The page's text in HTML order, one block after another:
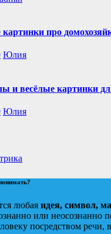
про
Юлия
и весёлые картинки
Юлия
любая идея, символ,
или неосознанно
посредством речи,